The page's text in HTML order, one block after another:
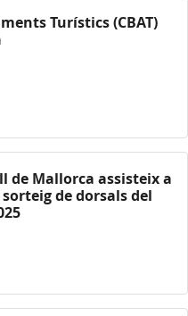
Turístics (CBAT)
de Mallorca assisteix a
de dorsals del